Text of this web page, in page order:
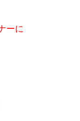
ーに